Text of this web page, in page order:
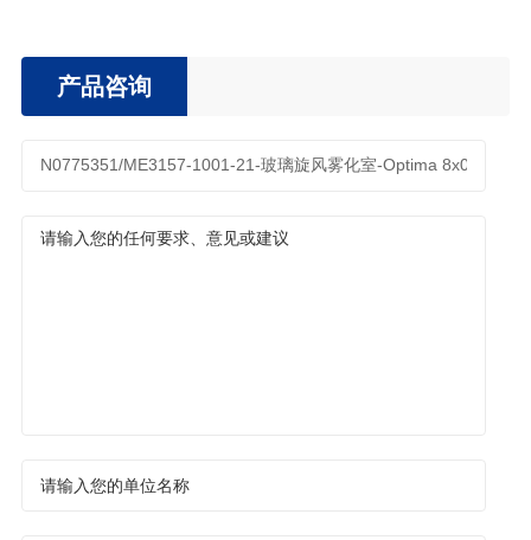
产品咨询